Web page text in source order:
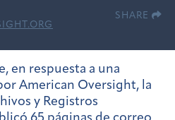
SHARE
en respuesta a una
American Oversight, la
y Registros